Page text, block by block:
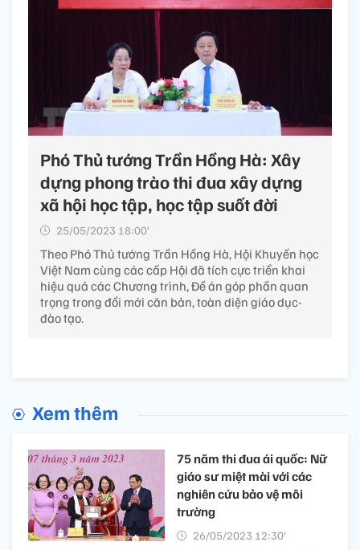
Phó Thủ tướng Trần Hồng Hà: Xây
dựng phong trào thi đua xây dựng
xã hội học tập, học tập suốt đời
25/05/2023 18:00’
Theo Phó Thủ tướng Trần Hồng Hà, Hội Khuyến học
Việt Nam cùng các cấp Hội đã tích cực triển khai
hiệu quả các Chương trình, Đề án góp phần quan
trọng trong đổi mới căn bản, toàn diện giáo dục-
đào tạo.
Xem thêm
75 năm thi đua ái quốc: Nữ
giáo sư miệt mài với các
nghiên cứu bảo vệ môi
trường
26/05/2023 12:30’